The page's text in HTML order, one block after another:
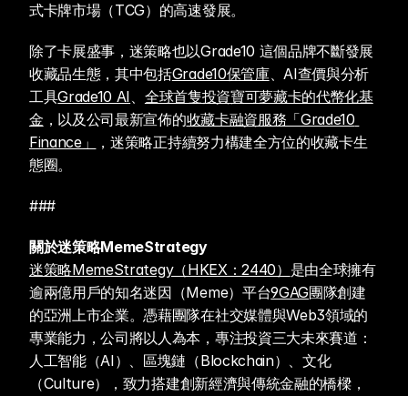
式卡牌市場（TCG）的高速發展。
除了卡展盛事，迷策略也以Grade10 這個品牌不斷發展
收藏品生態，其中包括Grade10保管庫、AI查價與分析
工具Grade10 AI、 全球首隻投資寶可夢藏卡的代幣化基
金 ，以及公司最新宣佈的收藏卡融資服務「Grade10
Finance」
，迷策略正持續努力構建全方位的收藏卡生
態圈。
###
關於迷策略MemeStrategy
迷策略MemeStrategy（HKEX：2440） 是由全球擁有
逾兩億用戶的知名迷因（Meme）平台9GAG團隊創建
的亞洲上市企業。憑藉團隊在社交媒體與Web3領域的
專業能力，公司將以人為本，專注投資三大未來賽道：
人工智能（AI）、區塊鏈（Blockchain）、文化
（Culture），致力搭建創新經濟與傳統金融的橋樑，